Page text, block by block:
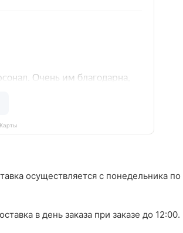
осуществляется с понедельника
в день заказа при заказе до 12:00.